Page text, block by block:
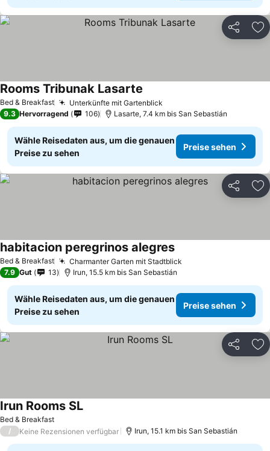
Teilen
Bed & Breakfast Unterkünfte mit Gartenblick
Rooms Tribunak Lasarte
9.3 Hervorragend 106 Lasarte, 7.4 km bis San Sebastián
Wähle Reisedaten aus, um die genauen
Preise zu sehen
Preise sehen
Teilen
Bed & Breakfast Charmanter Garten mit Stadtblick
habitacion peregrinos alegresPreise sehen
7.9 Gut 13 Irun, 15.5 km bis San Sebastián
Wähle Reisedaten aus, um die genauen
Preise zu sehen
Preise sehen
Teilen
Bed & Breakfast
Irun Rooms SLPreise sehen
/ Keine Rezensionen verfügbar Irun, 15.1 km bis San Sebastián